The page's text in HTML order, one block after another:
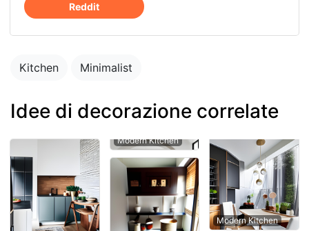
Reddit
Kitchen Minimalist
Idee di decorazione correlate
Modern Kitchen
Modern Kitchen